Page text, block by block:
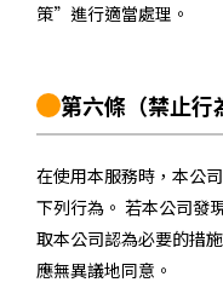
策”進行適當處理。
第六條 （禁止行
在使用本服務時，本公
下列行為。 若本公司發
取本公司認為必要的措
應無異議地同意。